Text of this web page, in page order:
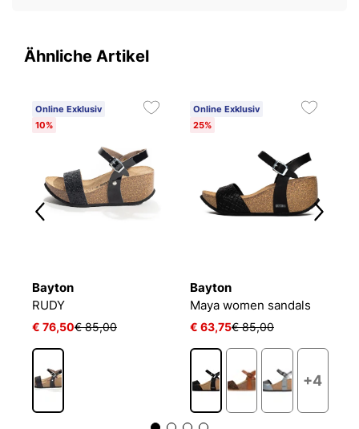
Ähnliche Artikel
Online Exklusiv
10%
Bayton
RUDY
€ 76,50€ 85,00
Online Exklusiv
25%
Bayton
Maya women sandals
€ 63,75€ 85,00
+4